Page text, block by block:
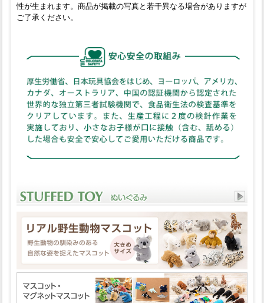
性が生まれます。商品が掲載の写真と若干異なる場合がありますが
ご了承ください。